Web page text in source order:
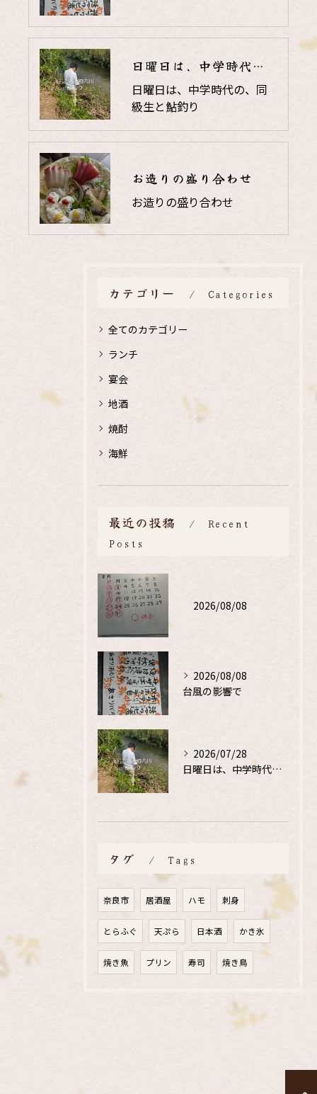
日曜日は、中学時代の、同級生と鮎釣り
日曜日は、中学時代の、同
級生と鮎釣り
お造りの盛り合わせ
お造りの盛り合わせ
カテゴリー Categories
全てのカテゴリー
ランチ
宴会
地酒
焼酎
海鮮
最近の投稿
Recent
Posts
2026/08/08
2026/08/08
台風の影響で
2026/07/28
日曜日は、中学時代の、同級生と鮎釣り
タグ Tags
奈良市 居酒屋 ハモ 刺身
とらふぐ 天ぷら 日本酒 かき氷
焼き魚 プリン 寿司 焼き鳥